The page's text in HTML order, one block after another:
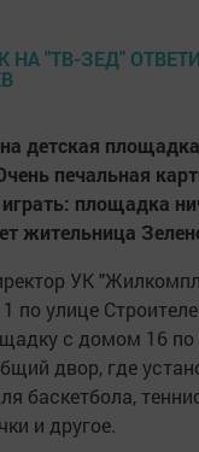
детская
печальная
площадка
жительница
УК
по улице
с домом 16 по
двор, где
баскетбола,
и другое.